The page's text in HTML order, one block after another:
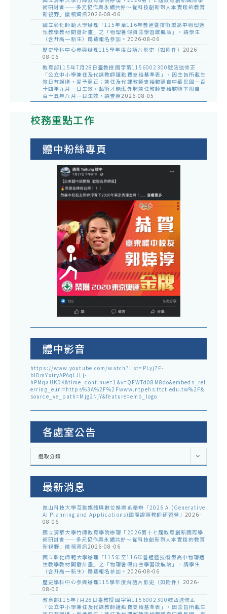
術研討會——多元協作與永續共好～從科技創新到人本實踐的教育
新視野」徵稿資訊2026-08-06
國立彰化師範大學辦理「115年至116年普通暨技術型高中物理適
性教學教材開發計畫」之「物理暑假自主學習啟航站」，請學生
（含升高一新生）踴躍報名參加。 2026-08-06
歷史學科中心參與辦理115學年度台語片影史（如附件） 2026-
08-06
教育部115年7月28日臺教授國字第1156002300號函送修正
「公立中小學兼任及代課教師鐘點費支給基準表」，因主旨所載生
效日有誤繕，爰予更正；兼任及代課教師支給數額自中華民國一百
十四年九月一日生效，藝術才能班外聘兼任教師支給數額下限自一
百十五年八月一日生效，請查照2026-08-05
校務重點工作
體中粉絲專頁
體中影音
https://www.youtube.com/watch?list=PLyj7F-
blDmYxiryAPAqLJLj-
hPMqaUKDK&time_continue=1&v=QFWTd08M8do&embeds_ref
erring_euri=https%3A%2F%2Fwww.ntpehs.ttct.edu.tw%2F&
source_ve_path=Mjg2NjY&feature=emb_logo
各處室公告
各
室
選取分類
最新消息
崑山科技大學互動媒體與數位娛樂系舉辦「2026 AI(Generative
AI Planning and Applications)國際證照教師研習營」 2026-
08-06
國立清華大學竹師教育學院辦理「2026第十七屆教育創新國際學
術研討會——多元協作與永續共好～從科技創新到人本實踐的教育
新視野」徵稿資訊2026-08-06
國立彰化師範大學辦理「115年至116年普通暨技術型高中物理適
性教學教材開發計畫」之「物理暑假自主學習啟航站」，請學生
（含升高一新生）踴躍報名參加。 2026-08-06
歷史學科中心參與辦理115學年度台語片影史（如附件） 2026-
08-06
教育部115年7月28日臺教授國字第1156002300號函送修正
「公立中小學兼任及代課教師鐘點費支給基準表」，因主旨所載生